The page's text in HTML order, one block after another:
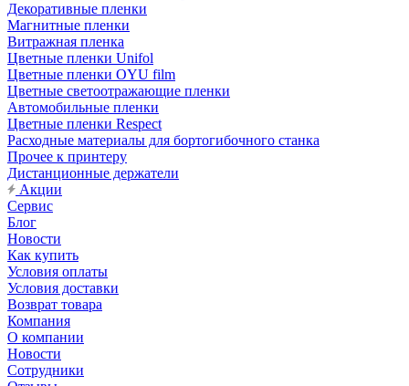
Декоративные пленки
Магнитные пленки
Витражная пленка
Цветные пленки Unifol
Цветные пленки OYU film
Цветные светоотражающие пленки
Автомобильные пленки
Цветные пленки Respect
Расходные материалы для бортогибочного станка
Прочее к принтеру
Дистанционные держатели
Акции
Сервис
Блог
Новости
Как купить
Условия оплаты
Условия доставки
Возврат товара
Компания
О компании
Новости
Сотрудники